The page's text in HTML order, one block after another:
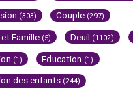
(303) Couple (297)
Famille (5) Deuil (1102)
(1) Education (1)
des enfants (244)